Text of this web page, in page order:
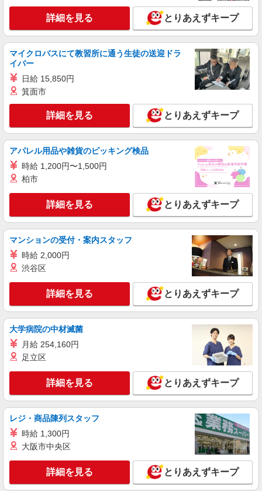
詳細を見る とりあえずキープ
マイクロバスにて教習所に通う生徒の送迎ドラ
イバー
日給 15,850円
箕面市
詳細を見る とりあえずキープ
アパレル用品や雑貨のピッキング検品
時給 1,200円〜1,500円
柏市
詳細を見る とりあえずキープ
マンションの受付・案内スタッフ
時給 2,000円
渋谷区
詳細を見る とりあえずキープ
大学病院の中材滅菌
月給 254,160円
足立区
詳細を見る とりあえずキープ
レジ・商品陳列スタッフ
時給 1,300円
大阪市中央区
詳細を見る とりあえずキープ